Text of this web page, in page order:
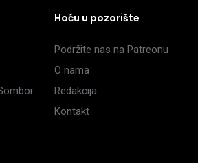
Hoću u pozorište
Podržite nas na Patreonu
O nama
Redakcija
Kontakt